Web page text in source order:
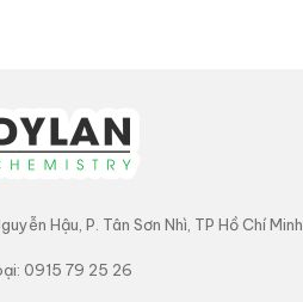
Hậu, P. Tân Sơn Nhì, TP Hồ Chí Minh
0915 79 25 26